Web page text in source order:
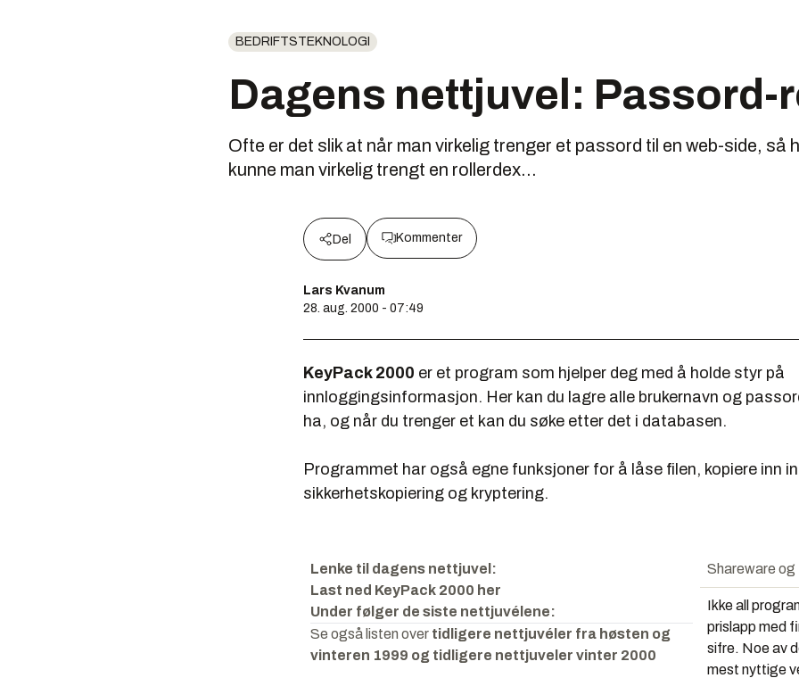
BEDRIFTSTEKNOLOGI
Dagens nettjuvel: Passord-
Ofte er det slik at når man virkelig trenger et passord til en web-side, så
kunne man virkelig trengt en rollerdex...
Del Kommenter
Lars Kvanum
28. aug. 2000 - 07:49
KeyPack 2000 er et program som hjelper deg med å holde styr på
innloggingsinformasjon. Her kan du lagre alle brukernavn og
ha, og når du trenger et kan du søke etter det i databasen.
Programmet har også egne funksjoner for å låse filen, kopiere inn
sikkerhetskopiering og kryptering.
Lenke til dagens nettjuvel:
Last ned KeyPack 2000 her
Under følger de siste nettjuvélene:
Se også listen over tidligere nettjuvéler fra høsten og
vinteren 1999 og tidligere nettjuveler vinter 2000
Shareware
Ikke all
prislapp med
sifre. Noe av
mest nyttige